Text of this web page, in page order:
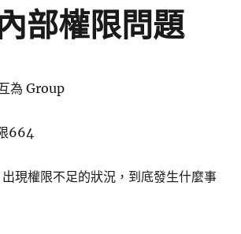
部權限問題
為 Group
664
現權限不足的狀況，到底發生什麼事